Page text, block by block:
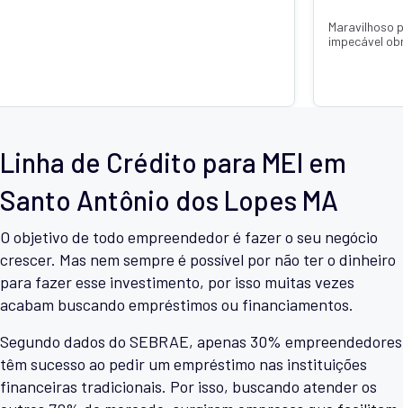
Recomendo de
o dinheiro já
Linha de Crédito para MEI em
Santo Antônio dos Lopes MA
O objetivo de todo empreendedor é fazer o seu negócio
crescer. Mas nem sempre é possível por não ter o dinheiro
para fazer esse investimento, por isso muitas vezes
acabam buscando empréstimos ou financiamentos.
Segundo dados do SEBRAE, apenas 30% empreendedores
têm sucesso ao pedir um empréstimo nas instituições
financeiras tradicionais. Por isso, buscando atender os